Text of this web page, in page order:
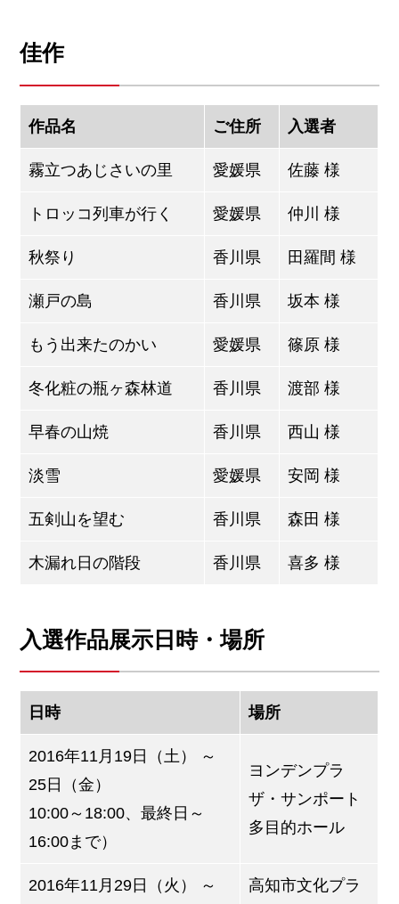
佳作
作品名 ご住所 入選者
霧立つあじさいの里 愛媛県 佐藤 様
トロッコ列車が行く 愛媛県 仲川 様
秋祭り 香川県 田羅間 様
瀬戸の島 香川県 坂本 様
もう出来たのかい 愛媛県 篠原 様
冬化粧の瓶ヶ森林道 香川県 渡部 様
早春の山焼 香川県 西山 様
淡雪 愛媛県 安岡 様
五剣山を望む 香川県 森田 様
木漏れ日の階段 香川県 喜多 様
入選作品展示日時・場所
日時 場所
2016年11月19日（土） ～
25日（金）
10:00～18:00、最終日～
16:00まで）
ヨンデンプラ
ザ・サンポート
多目的ホール
2016年11月29日（火） ～ 高知市文化プラ